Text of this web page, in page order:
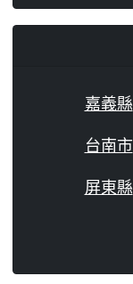
嘉義縣
台南市
屏東縣